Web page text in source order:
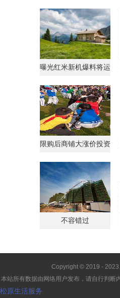
曝光红米新机爆料将运
限购后商铺大涨价投资
不容错过
Copyright © 2019 - 2023
本站所有数据由网络用户发布，请自行判断
松原生活服务